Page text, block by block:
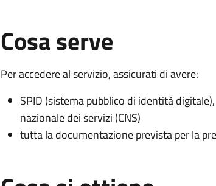
Cosa serve
Per accedere al servizio, assicurati di avere:
SPID (sistema pubblico di identità
nazionale dei servizi (CNS)
tutta la documentazione prevista per la